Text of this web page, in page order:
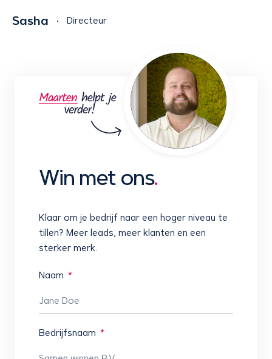
Sasha Directeur
Win met ons.
Klaar om je bedrijf naar een hoger niveau te
tillen? Meer leads, meer klanten en een
sterker merk.
Naam
Bedrijfsnaam